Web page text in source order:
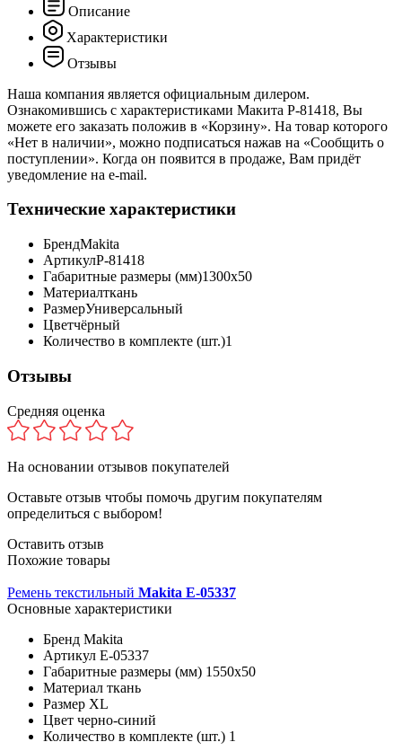
Описание
Характеристики
Отзывы
Наша компания является официальным дилером.
Ознакомившись с характеристиками Макита P-81418, Вы
можете его заказать положив в «Корзину». На товар которого
«Нет в наличии», можно подписаться нажав на «Сообщить о
поступлении». Когда он появится в продаже, Вам придёт
уведомление на e-mail.
Технические характеристики
БрендMakita
АртикулP-81418
Габаритные размеры (мм)1300x50
Материалткань
РазмерУниверсальный
Цветчёрный
Количество в комплекте (шт.)1
Отзывы
Средняя оценка
На основании отзывов покупателей
Оставьте отзыв чтобы помочь другим покупателям
определиться с выбором!
Оставить отзыв
Похожие товары
Ремень текстильный Makita E-05337
Основные характеристики
Бренд Makita
Артикул E-05337
Габаритные размеры (мм) 1550х50
Материал ткань
Размер XL
Цвет черно-синий
Количество в комплекте (шт.) 1